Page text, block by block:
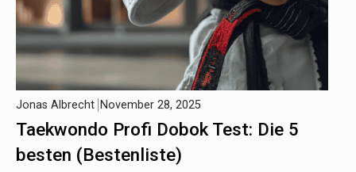
Taekwondo Profi Dobok Test: Die 5
besten (Bestenliste)
Jonas Albrecht November 28, 2025